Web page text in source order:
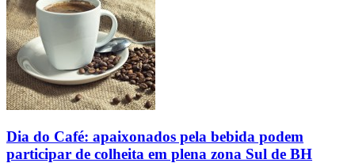
Dia do Café: apaixonados pela bebida podem
participar de colheita em plena zona Sul de BH